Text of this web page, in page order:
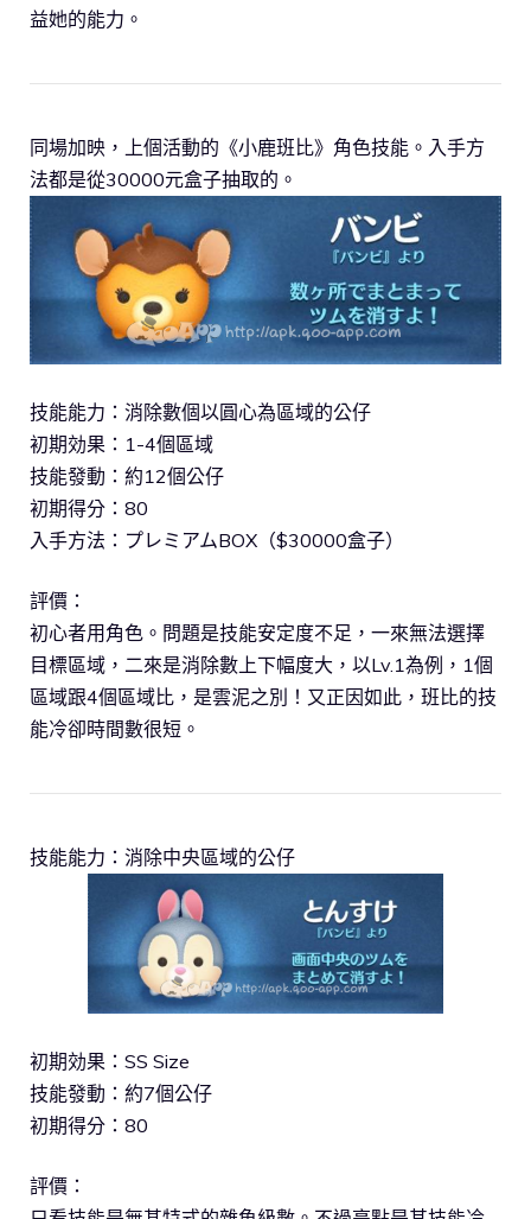
益她的能力。
同場加映，上個活動的《小鹿班比》角色技能。入手方
法都是從30000元盒子抽取的。
技能能力：消除數個以圓心為區域的公仔
初期効果：1-4個區域
技能發動：約12個公仔
初期得分：80
入手方法：プレミアムBOX（$30000盒子）
評價：
初心者用角色。問題是技能安定度不足，一來無法選擇
目標區域，二來是消除數上下幅度大，以Lv.1為例，1個
區域跟4個區域比，是雲泥之別！又正因如此，班比的技
能冷卻時間數很短。
技能能力：消除中央區域的公仔
初期効果：SS Size
技能發動：約7個公仔
初期得分：80
評價：